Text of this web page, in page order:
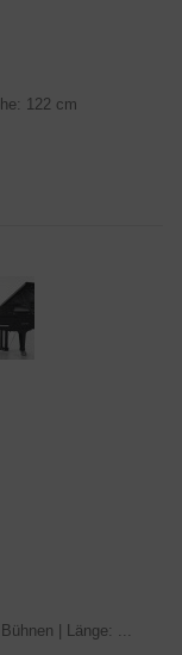
122 cm
| Länge: ...